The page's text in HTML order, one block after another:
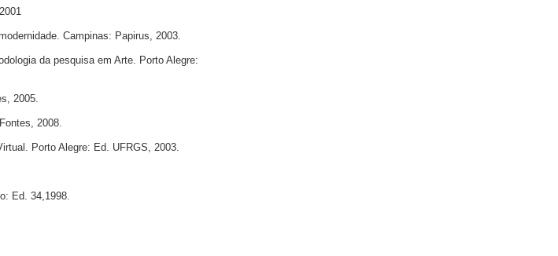
Campinas: Papirus, 2003.
da pesquisa em Arte. Porto Alegre:
2005.
2008.
Porto Alegre: Ed. UFRGS, 2003.
Ed. 34,1998.